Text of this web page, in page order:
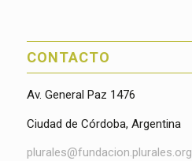
CONTACTO
Av. General Paz 1476
Ciudad de Córdoba, Argentina
plurales@fundacion.plurales.org